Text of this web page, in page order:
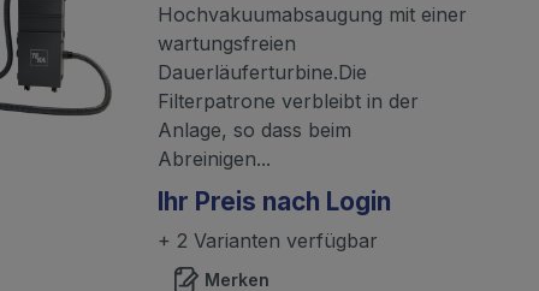
Hochvakuumabsaugung mit einer
wartungsfreien
Dauerläuferturbine.Die
Filterpatrone verbleibt in der
Anlage, so dass beim
Abreinigen...
Ihr Preis nach Login
+ 2 Varianten verfügbar
Merken